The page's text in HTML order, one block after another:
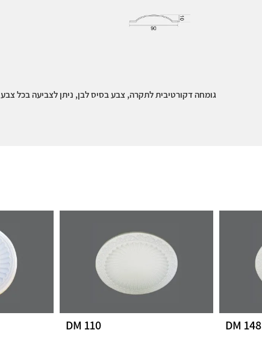
גומחה דקורטיבית לתקרה, צבע בסיס לבן, ניתן לצביעה בכל צבע
DM 148
DM 110